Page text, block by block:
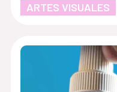
ARTES VISUALES